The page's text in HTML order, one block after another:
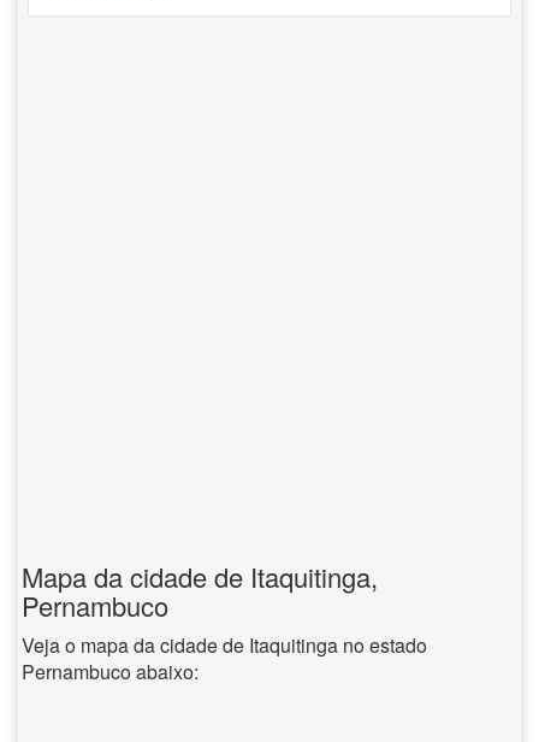
Mapa da cidade de Itaquitinga,
Pernambuco
Veja o mapa da cidade de Itaquitinga no estado
Pernambuco abaixo: